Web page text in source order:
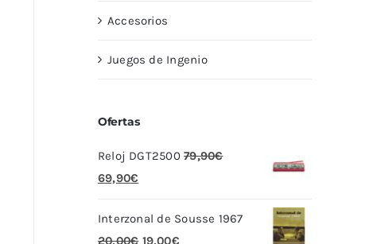
Accesorios
Juegos de Ingenio
Ofertas
Reloj DGT2500 79,90€
El
original
69,90€
actual
Interzonal de Sousse 1967
20,00€ El
19,00€El